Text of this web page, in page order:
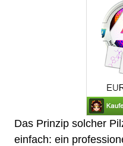
Das Prinzip solcher
einfach: ein